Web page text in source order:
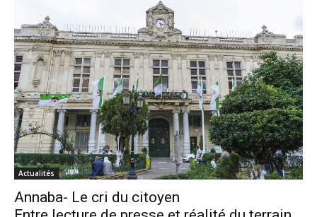
Actualités
Annaba- Le cri du citoyen